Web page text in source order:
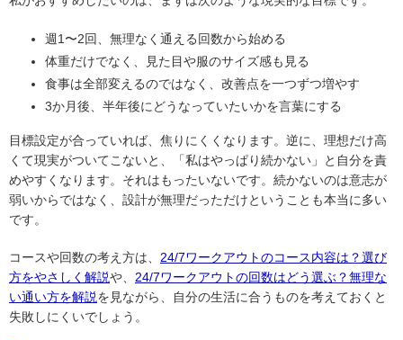
週1〜2回、無理なく通える回数から始める
体重だけでなく、見た目や服のサイズ感も見る
食事は全部変えるのではなく、改善点を一つずつ増やす
3か月後、半年後にどうなっていたいかを言葉にする
目標設定が合っていれば、焦りにくくなります。逆に、理想だけ高
くて現実がついてこないと、「私はやっぱり続かない」と自分を責
めやすくなります。それはもったいないです。続かないのは意志が
弱いからではなく、設計が無理だっただけということも本当に多い
です。
コースや回数の考え方は、 24/7ワークアウトのコース内容は？選び
方をやさしく解説や、 24/7ワークアウトの回数はどう選ぶ？無理な
い通い方を解説を見ながら、自分の生活に合うものを考えておくと
失敗しにくいでしょう。